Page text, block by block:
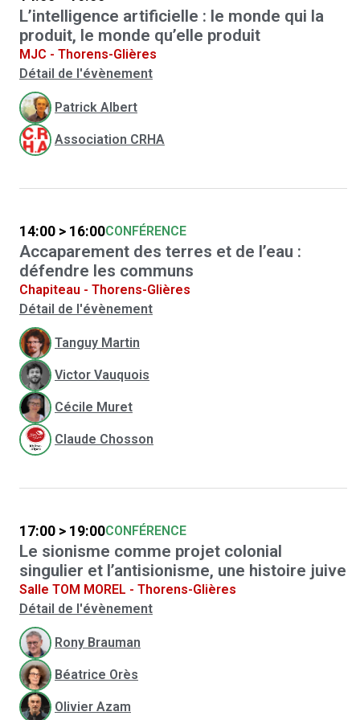
L’intelligence artificielle : le monde qui la
produit, le monde qu’elle produit
MJC - Thorens-Glières
Détail de l'évènement
Patrick Albert
Association CRHA
14:00 > 16:00CONFÉRENCE
Accaparement des terres et de l’eau :
défendre les communs
Chapiteau - Thorens-Glières
Détail de l'évènement
Tanguy Martin
Victor Vauquois
Cécile Muret
Claude Chosson
17:00 > 19:00CONFÉRENCE
Le sionisme comme projet colonial
singulier et l’antisionisme, une histoire juive
Salle TOM MOREL - Thorens-Glières
Détail de l'évènement
Rony Brauman
Béatrice Orès
Olivier Azam